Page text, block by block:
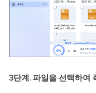
3단계. 파일을 선택하여